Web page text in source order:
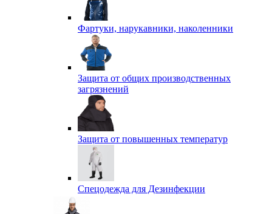
Фартуки, нарукавники, наколенники
Защита от общих производственных
загрязнений
Защита от повышенных температур
Спецодежда для Дезинфекции